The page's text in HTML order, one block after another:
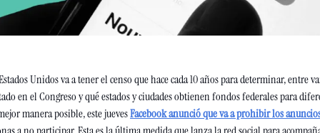
Unidos va a tener el censo que hace cada 10 años para determinar, entre
en el Congreso y qué estados y ciudades obtienen fondos federales para
manera posible, este jueves Facebook anunció que va a prohibir los